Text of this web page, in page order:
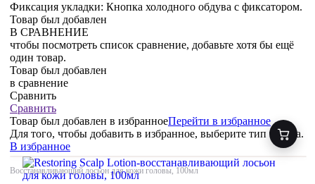
Фиксация укладки: Кнопка холодного обдува с фиксатором.
Товар был добавлен
В СРАВНЕНИЕ
чтобы посмотреть список сравнение, добавьте хотя бы ещё
один товар.
Товар был добавлен
в сравнение
Сравнить
Сравнить
Товар был добавлен в избранноеПерейти в избранное
Для того, чтобы добавить в избранное, выберите тип товара.
В избранное
Восстанавливающий лосьон для кожи головы, 100мл